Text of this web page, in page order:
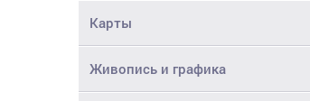
Карты
Живопись и графика